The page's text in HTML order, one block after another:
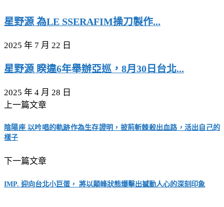
星野源 為LE SSERAFIM操刀製作...
2025 年 7 月 22 日
星野源 睽違6年舉辦亞巡，8月30日台北...
2025 年 4 月 28 日
上一篇文章
陰陽座 以吟唱的軌跡作為生存證明，披荊斬棘殺出血路，活出自己的
樣子
下一篇文章
IMP. 迎向台北小巨蛋， 將以顛峰狀態爆擊出撼動人心的深刻印象